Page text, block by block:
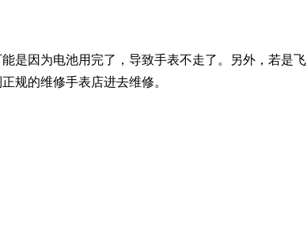
是因为电池用完了，导致手表不走了。另外，若是飞
规的维修手表店进去维修。